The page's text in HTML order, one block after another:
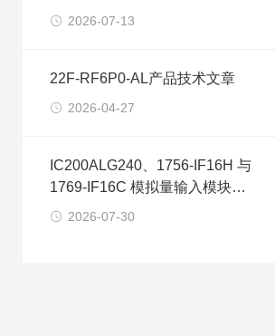
2026-07-13
22F-RF6P0-AL产品技术文章
2026-04-27
IC200ALG240、1756-IF16H 与
1769-IF16C 模拟量输入模块型
号差异分析
2026-07-30